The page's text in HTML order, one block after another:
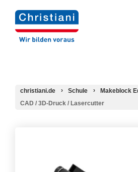
christiani.de Schule
Makeblock
CAD / 3D-Druck / Lasercutter